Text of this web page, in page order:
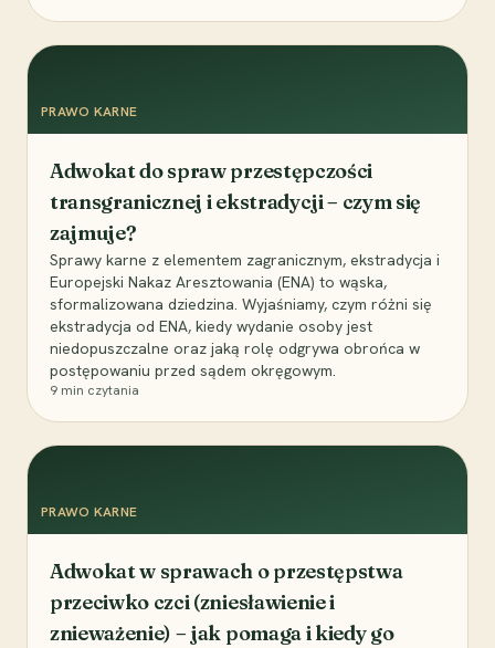
PRAWO KARNE
Adwokat do spraw przestępczości
transgranicznej i ekstradycji – czym się
zajmuje?
Sprawy karne z elementem zagranicznym, ekstradycja i
Europejski Nakaz Aresztowania (ENA) to wąska,
sformalizowana dziedzina. Wyjaśniamy, czym różni się
ekstradycja od ENA, kiedy wydanie osoby jest
niedopuszczalne oraz jaką rolę odgrywa obrońca w
postępowaniu przed sądem okręgowym.
9 min czytania
PRAWO KARNE
Adwokat w sprawach o przestępstwa
przeciwko czci (zniesławienie i
znieważenie) – jak pomaga i kiedy go